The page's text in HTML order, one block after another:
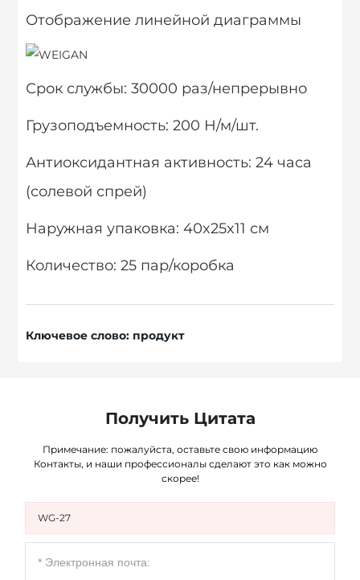
Отображение линейной диаграммы
Срок службы: 30000 раз/непрерывно
Грузоподъемность: 200 Н/м/шт.
Антиоксидантная активность: 24 часа
(солевой спрей)
Наружная упаковка: 40x25x11 см
Количество: 25 пар/коробка
Ключевое слово: продукт
Получить Цитата
Примечание: пожалуйста, оставьте свою информацию
Контакты, и наши профессионалы сделают это как можно
скорее!
WG-27